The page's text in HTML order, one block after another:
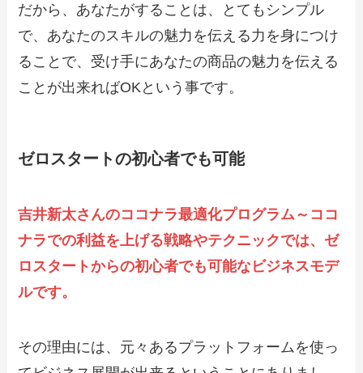
だから、あなたがすることは、とてもシンプル
で、あなたのスキルの魅力を伝える力を身につけ
ることで、受け手にあなたの商品の魅力を伝える
ことが出来ればOKという事です。
ゼロスタートの初心者でも可能
吉井新太さんのココナラ最適化プログラム～ココ
ナラでの利益を上げる戦略やテクニックでは、ゼ
ロスタートからの初心者でも可能なビジネスモデ
ルです。
その理由には、元々あるプラットフォームを使っ